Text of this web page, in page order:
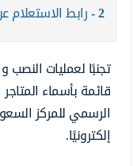
2 رابط
تجنبًا لعمليات النصب
قائمة بأسماء
الرسمي للمركز
إلكترونيًا.